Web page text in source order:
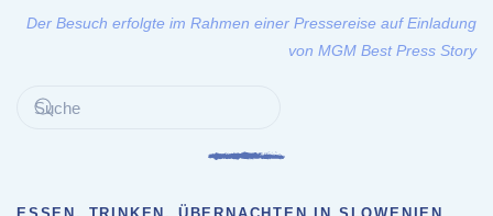
Der Besuch erfolgte im Rahmen einer Pressereise auf Einladung
von MGM Best Press Story